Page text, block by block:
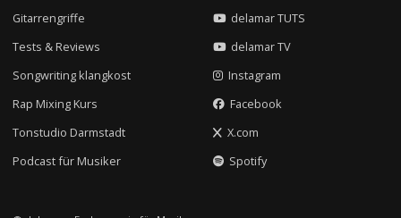
Gitarrengriffe
Tests & Reviews
Songwriting klangkost
Rap Mixing Kurs
Tonstudio Darmstadt
Podcast für Musiker
delamar TUTS
delamar TV
Instagram
Facebook
X.com
Spotify